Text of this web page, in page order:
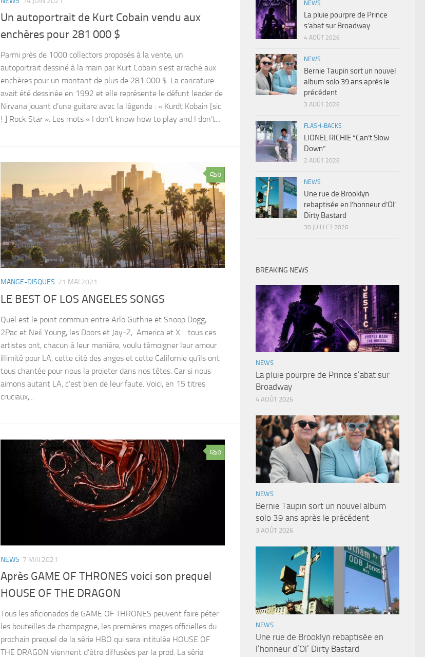
Un autoportrait de Kurt Cobain vendu aux
enchères pour 281 000 $
Parmi près de 1000 collectors proposés à la vente, un
autoportrait dessiné à la main par Kurt Cobain s’est arraché aux
enchères pour un montant de plus de 281 000 $. La caricature
avait été dessinée en 1992 et elle représente le défunt leader de
Nirvana jouant d’une guitare avec la légende : « Kurdt Kobain [sic
! ] Rock Star ». Les mots « I don’t know how to play and I don’t...
0
MANGE-DISQUES 21 MAI 2021
LE BEST OF LOS ANGELES SONGS
Quel est le point commun entre Arlo Guthrie et Snoop Dogg,
2Pac et Neil Young, les Doors et Jay-Z, America et X… tous ces
artistes ont, chacun à leur manière, voulu témoigner leur amour
illimité pour LA, cette cité des anges et cette Californie qu’ils ont
tous chantée pour nous la projeter dans nos têtes. Car si nous
aimons autant LA, c’est bien de leur faute. Voici, en 15 titres
cruciaux,...
0
NEWS 7 MAI 2021
Après GAME OF THRONES voici son prequel
HOUSE OF THE DRAGON
Tous les aficionados de GAME OF THRONES peuvent faire péter
les bouteilles de champagne, les premières images officielles du
prochain prequel de la série HBO qui sera intitulée HOUSE OF
THE DRAGON viennent d’être diffusées par la prod. La série
NEWS
La pluie pourpre de Prince
s’abat sur Broadway
4 AOÛT 2026
NEWS
Bernie Taupin sort un nouvel
album solo 39 ans après le
précédent
3 AOÛT 2026
FLASH-BACKS
LIONEL RICHIE “Can’t Slow
Down”
2 AOÛT 2026
NEWS
Une rue de Brooklyn
rebaptisée en l’honneur d’Ol’
Dirty Bastard
30 JUILLET 2026
BREAKING NEWS
NEWS
La pluie pourpre de Prince s’abat sur
Broadway
4 AOÛT 2026
NEWS
Bernie Taupin sort un nouvel album
solo 39 ans après le précédent
3 AOÛT 2026
NEWS
Une rue de Brooklyn rebaptisée en
l’honneur d’Ol’ Dirty Bastard